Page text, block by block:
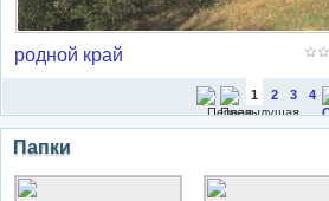
родной край
1 2 3 4
Папки